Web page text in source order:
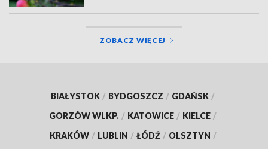
ZOBACZ WIĘCEJ
BIAŁYSTOK / BYDGOSZCZ / GDAŃSK /
GORZÓW WLKP. / KATOWICE / KIELCE /
KRAKÓW / LUBLIN / ŁÓDŹ / OLSZTYN /